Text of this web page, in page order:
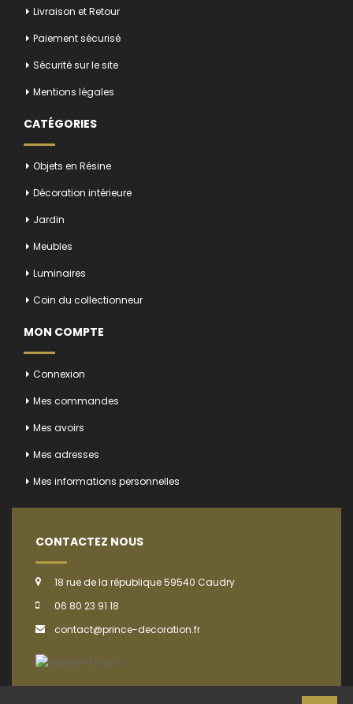
Livraison et Retour
Paiement sécurisé
Sécurité sur le site
Mentions légales
CATÉGORIES
Objets en Résine
Décoration intérieure
Jardin
Meubles
Luminaires
Coin du collectionneur
MON COMPTE
Connexion
Mes commandes
Mes avoirs
Mes adresses
Mes informations personnelles
CONTACTEZ NOUS
18 rue de la république 59540 Caudry
06 80 23 91 18
contact@prince-decoration.fr